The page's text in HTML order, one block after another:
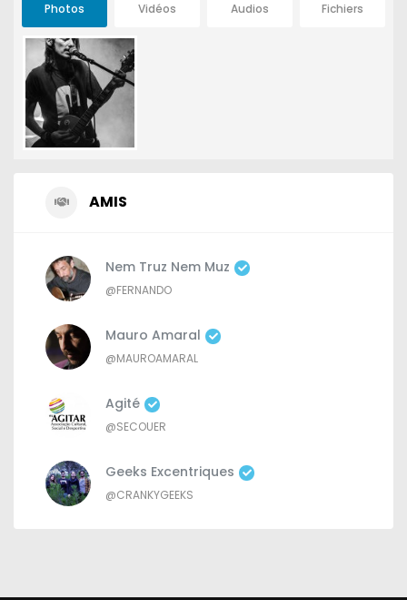
Photos Vidéos Audios Fichiers
AMIS
Nem Truz Nem Muz
@FERNANDO
Mauro Amaral
@MAUROAMARAL
Agité
@SECOUER
Geeks Excentriques
@CRANKYGEEKS